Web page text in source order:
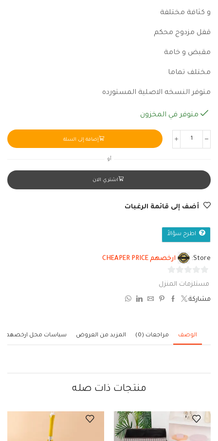
و كثافة مختلفة
قفل مزدوج محكم
مقبض و خامة
مختلف تماما
متوفر النسخه الاصلية المستورده
متوفر في المخزون
إضافة إلى السلة
أو
اشتري الان
أضف إلى قائمة الرغبات
اطرح سؤالاً
Store: ارخصهم CHEAPER PRICE
0
مستلزمات المنزل
مشاركة:
الوصف مراجعات (0) المزيد من العروض سياسات محل ارخصهم
منتجات ذات صله